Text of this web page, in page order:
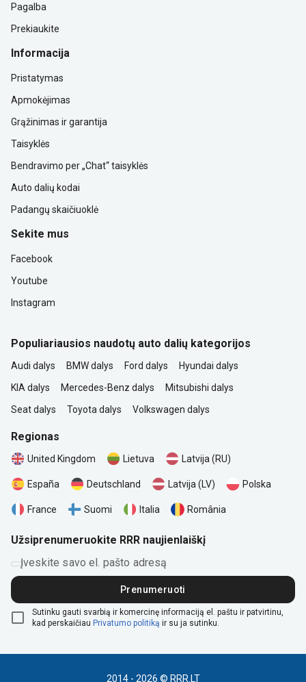
Pagalba
Prekiaukite
Informacija
Pristatymas
Apmokėjimas
Grąžinimas ir garantija
Taisyklės
Bendravimo per „Chat“ taisyklės
Auto dalių kodai
Padangų skaičiuoklė
Sekite mus
Facebook
Youtube
Instagram
Populiariausios naudotų auto dalių kategorijos
Audi dalys BMW dalys Ford dalys
Hyundai dalys
KIA dalys
Mercedes-Benz dalys
Mitsubishi dalys
Seat dalys
Toyota dalys Volkswagen dalys
Regionas
United Kingdom Lietuva Latvija (RU)
España Deutschland Latvija (LV) Polska
France Suomi Italia România
Užsiprenumeruokite RRR naujienlaiškį
Įveskite savo el. pašto adresą
Prenumeruoti
Sutinku gauti svarbią ir komercinę informaciją el. paštu ir patvirtinu,
kad perskaičiau Privatumo politiką ir su ja sutinku.
2014 - 2026 © RRR.LT